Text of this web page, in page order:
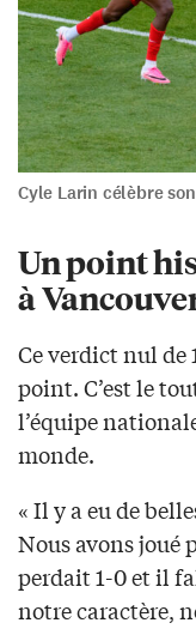
Cyle Larin célèbre
Un point
à
Ce verdict nul de
point. C’est le
l’équipe
monde.
« Il y a eu de
Nous avons joué
perdait 1-0 et il
notre caractère,